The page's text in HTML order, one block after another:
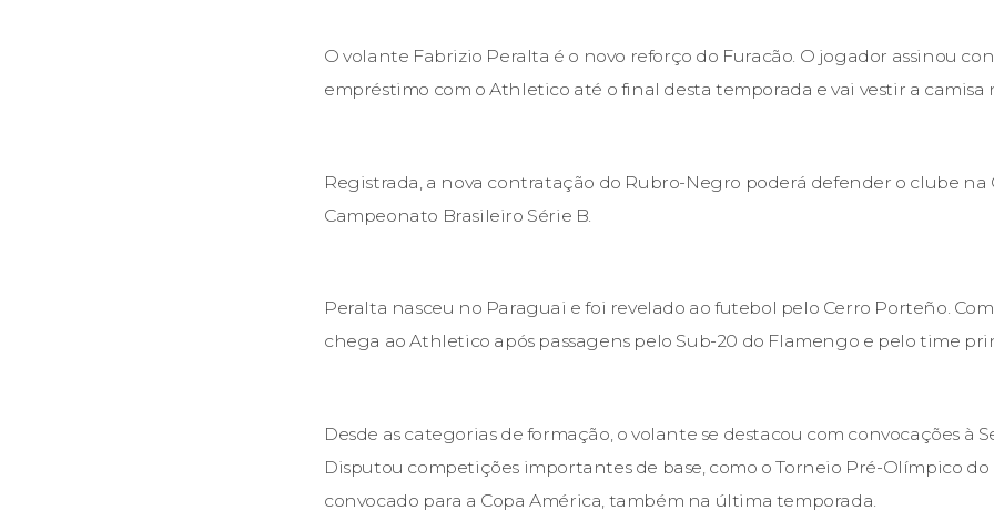
O volante Fabrizio Peralta é o novo reforço do Furacão. O jogador assinou
empréstimo com o Athletico até o final desta temporada e vai vestir a camisa
Registrada, a nova contratação do Rubro-Negro poderá defender o clube na
Campeonato Brasileiro Série B.
Peralta nasceu no Paraguai e foi revelado ao futebol pelo Cerro Porteño.
chega ao Athletico após passagens pelo Sub-20 do Flamengo e pelo time
Desde as categorias de formação, o volante se destacou com convocações à
Disputou competições importantes de base, como o Torneio Pré-Olímpico do
convocado para a Copa América, também na última temporada.